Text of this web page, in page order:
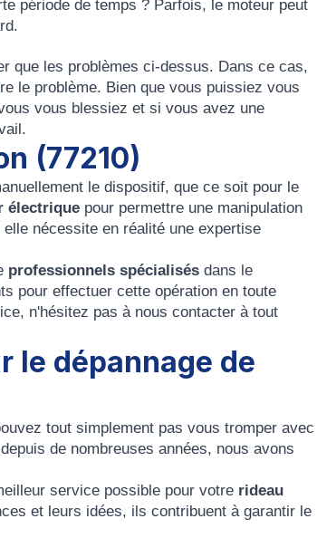
période de temps ? Parfois, le moteur peut
que les problèmes ci-dessus. Dans ce cas,
le problème. Bien que vous puissiez vous
vous blessiez et si vous avez une
(77210)
le dispositif, que ce soit pour le
électrique pour permettre une manipulation
nécessite en réalité une expertise
professionnels spécialisés dans le
pour effectuer cette opération en toute
n'hésitez pas à nous contacter à tout
le dépannage de
tout simplement pas vous tromper avec
de nombreuses années, nous avons
service possible pour votre rideau
et leurs idées, ils contribuent à garantir le